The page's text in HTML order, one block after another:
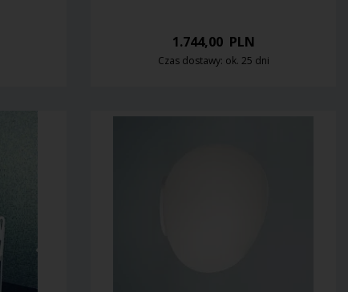
1.744,00PLN
Czas dostawy: ok. 25 dni